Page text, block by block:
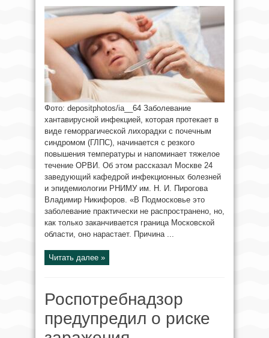
Фото: depositphotos/ia__64 Заболевание
хантавирусной инфекцией, которая протекает в
виде геморрагической лихорадки с почечным
синдромом (ГЛПС), начинается с резкого
повышения температуры и напоминает тяжелое
течение ОРВИ. Об этом рассказал Москве 24
заведующий кафедрой инфекционных болезней
и эпидемиологии РНИМУ им. Н. И. Пирогова
Владимир Никифоров. «В Подмосковье это
заболевание практически не распространено, но,
как только заканчивается граница Московской
области, оно нарастает. Причина ...
Читать далее »
Роспотребнадзор
предупредил о риске